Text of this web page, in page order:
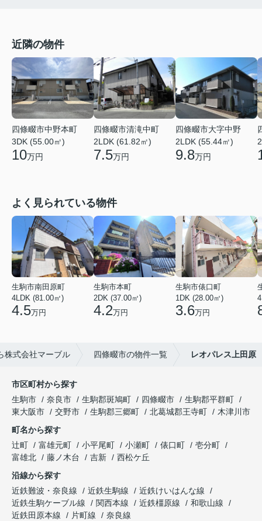
近隣の物件
四條畷市中野本町
3DK (55.00㎡)
10万円
四條畷市清滝中町
2LDK (61.82㎡)
7.5万円
四條畷市大字中野
2LDK (55.44㎡)
9.8万円
よく見られている物件
生駒市南田原町
4LDK (81.00㎡)
4.5万円
生駒市本町
2DK (37.00㎡)
4.2万円
生駒市俵口町
1DK (28.00㎡)
3.6万円
株式会社マーブル 四條畷市の物件一覧 レオパレス上田原
市区町村から探す
生駒市
奈良市 生駒郡斑鳩町 四條畷市
生駒郡平群町
東大阪市
交野市 生駒郡三郷町 北葛城郡王寺町
木津川市
町名から探す
辻町
富雄元町 小平尾町 小瀬町 俵口町
壱分町
富雄北
藤ノ木台 吉新
西松ケ丘
沿線から探す
近鉄難波・奈良線
近鉄生駒線
近鉄けいはんな線
近鉄生駒ケーブル線
関西本線 近鉄橿原線
和歌山線
近鉄田原本線
片町線
奈良線